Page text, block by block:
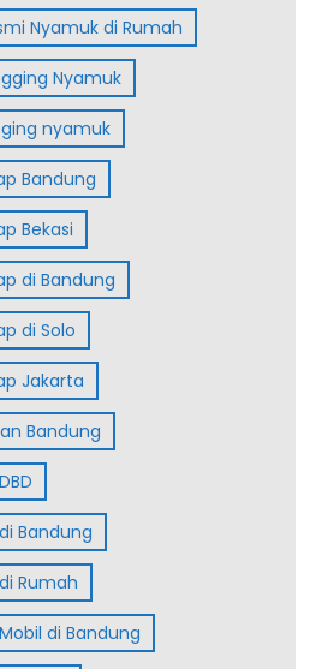
Nyamuk di Rumah
Nyamuk
nyamuk
Bandung
Bekasi
di Bandung
di Solo
Jakarta
Bandung
Bandung
Rumah
di Bandung